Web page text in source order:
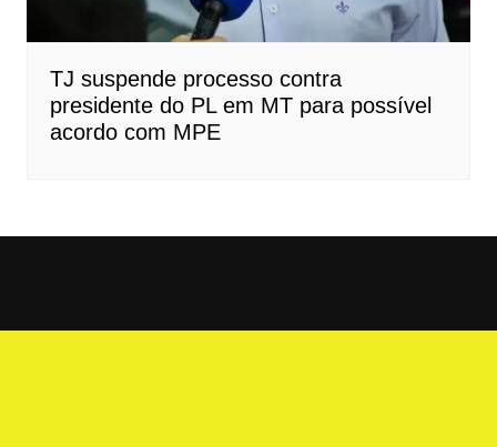
TJ suspende processo contra
presidente do PL em MT para possível
acordo com MPE